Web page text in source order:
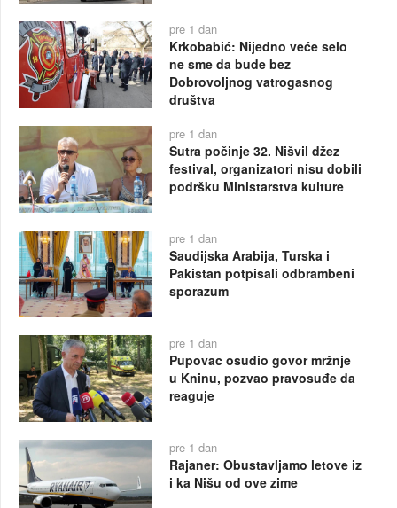
pre 1 dan
Krkobabić: Nijedno veće selo
ne sme da bude bez
Dobrovoljnog vatrogasnog
društva
pre 1 dan
Sutra počinje 32. Nišvil džez
festival, organizatori nisu dobili
podršku Ministarstva kulture
pre 1 dan
Saudijska Arabija, Turska i
Pakistan potpisali odbrambeni
sporazum
pre 1 dan
Pupovac osudio govor mržnje
u Kninu, pozvao pravosuđe da
reaguje
pre 1 dan
Rajaner: Obustavljamo letove iz
i ka Nišu od ove zime